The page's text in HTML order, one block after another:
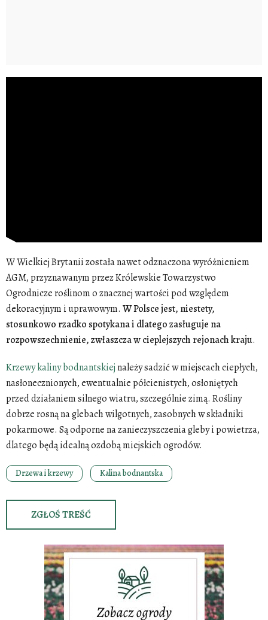
W Wielkiej Brytanii została nawet odznaczona wyróżnieniem
AGM, przyznawanym przez Królewskie Towarzystwo
Ogrodnicze roślinom o znacznej wartości pod względem
dekoracyjnym i uprawowym. W Polsce jest, niestety,
stosunkowo rzadko spotykana i dlatego zasługuje na
rozpowszechnienie, zwłaszcza w cieplejszych rejonach kraju.
Krzewy kaliny bodnantskiejnależy sadzić w miejscach ciepłych,
nasłonecznionych, ewentualnie półcienistych, osłoniętych
przed działaniem silnego wiatru, szczególnie zimą. Rośliny
dobrze rosną na glebach wilgotnych, zasobnych w składniki
pokarmowe. Są odporne na zanieczyszczenia gleby i powietrza,
dlatego będą idealną ozdobą miejskich ogrodów.
Drzewa i krzewy Kalina bodnantska
ZGŁOŚ TREŚĆ